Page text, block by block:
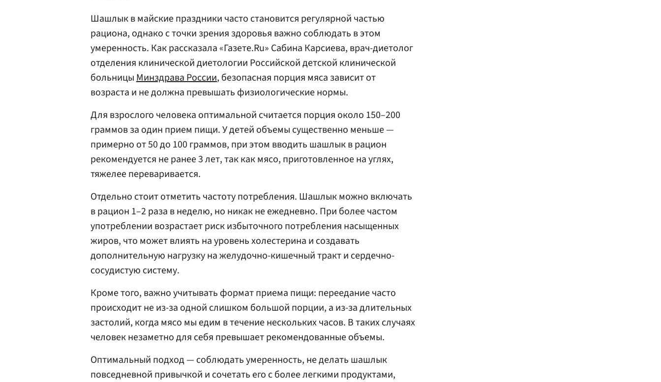
Шашлык в майские праздники часто становится регулярной частью
рациона, однако с точки зрения здоровья важно соблюдать в этом
умеренность. Как рассказала «Газете.Ru» Сабина Карсиева, врач-диетолог
отделения клинической диетологии Российской детской клинической
больницыМинздрава России, безопасная порция мяса зависит от
возраста и не должна превышать физиологические нормы.
Для взрослого человека оптимальной считается порция около 150–200
граммов за один прием пищи. У детей объемы существенно меньше —
примерно от 50 до 100 граммов, при этом вводить шашлык в рацион
рекомендуется не ранее 3 лет, так как мясо, приготовленное на углях,
тяжелее переваривается.
Отдельно стоит отметить частоту потребления. Шашлык можно включать
в рацион 1–2 раза в неделю, но никак не ежедневно. При более частом
употреблении возрастает риск избыточного потребления насыщенных
жиров, что может влиять на уровень холестерина и создавать
дополнительную нагрузку на желудочно-кишечный тракт и сердечно-
сосудистую систему.
Кроме того, важно учитывать формат приема пищи: переедание часто
происходит не из-за одной слишком большой порции, а из-за длительных
застолий, когда мясо мы едим в течение нескольких часов. В таких случаях
человек незаметно для себя превышает рекомендованные объемы.
Оптимальный подход — соблюдать умеренность, не делать шашлык
повседневной привычкой и сочетать его с более легкими продуктами,